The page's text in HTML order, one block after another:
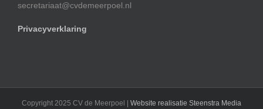
secretariaat@cvdemeerpoel.nl
Privacyverklaring
Copyright 2025 CV de Meerpoel | Website realisatie Steenstra Media